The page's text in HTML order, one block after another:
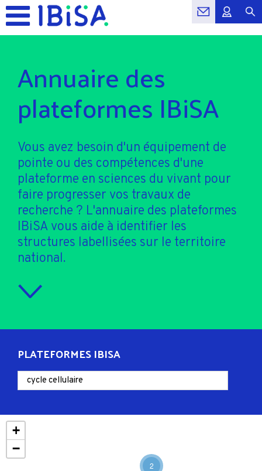
Annuaire des
plateformes IBiSA
Vous avez besoin d'un équipement de
pointe ou des compétences d'une
plateforme en sciences du vivant pour
faire progresser vos travaux de
recherche ? L'annuaire des plateformes
IBiSA vous aide à identifier les
structures labellisées sur le territoire
national.
PLATEFORMES IBISA
2
+
−